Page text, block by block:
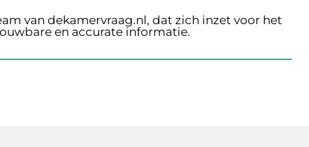
van dekamervraag.nl, dat zich inzet voor het
en accurate informatie.